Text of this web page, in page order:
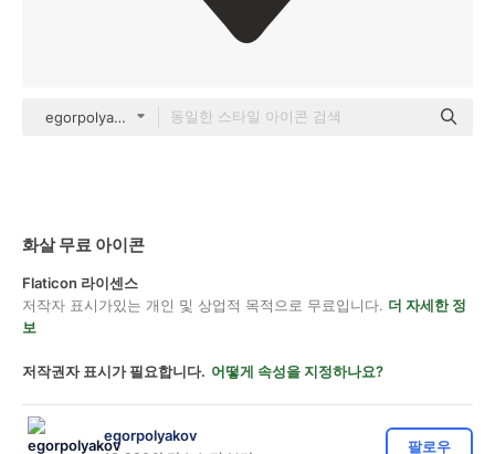
egorpolyakov Others
화살 무료 아이콘
Flaticon 라이센스
저작자 표시가있는 개인 및 상업적 목적으로 무료입니다. 더 자세한 정
보
저작권자 표시가 필요합니다. 어떻게 속성을 지정하나요?
egorpolyakov
팔로우